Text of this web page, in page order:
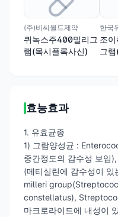
(주)비씨월드제약
퀴녹스주400밀리그
램(목시플록사신)
한국
조
그
효능효과
1. 유효균종
1) 그람양성균 :
중간정도의 감수성 보
(메티실린에 감수성이
milleri
constellatus),
마크로라이드에 내성이